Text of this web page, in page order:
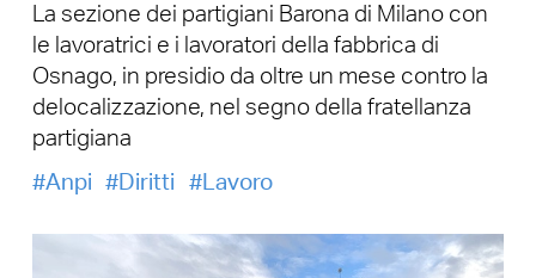
La sezione dei partigiani Barona di Milano con
le lavoratrici e i lavoratori della fabbrica di
Osnago, in presidio da oltre un mese contro la
delocalizzazione, nel segno della fratellanza
partigiana
Anpi
Diritti Lavoro